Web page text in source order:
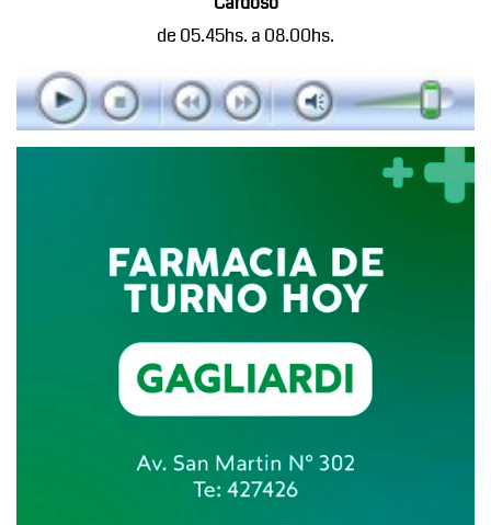
de 05.45hs. a 08.00hs.